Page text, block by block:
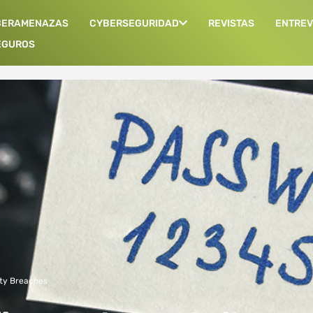
CYBERSEGURIDAD REVISTAS
Breaches